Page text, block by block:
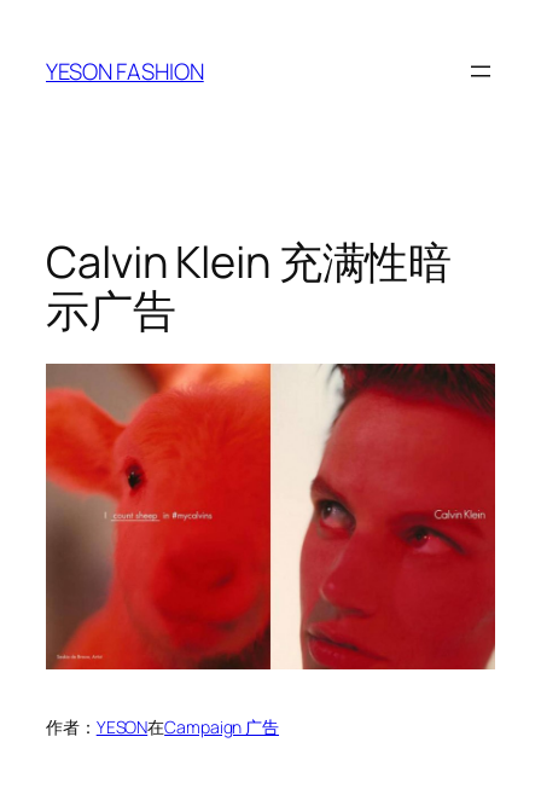
YESON FASHION
Calvin Klein 充满性暗
示广告
作者： YESON在Campaign 广告